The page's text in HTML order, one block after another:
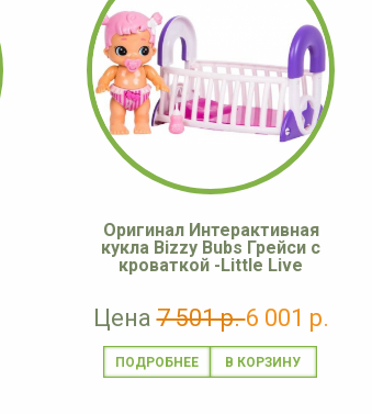
Оригинал Интерактивная
кукла Bizzy Bubs Грейси с
кроваткой -Little Live
Цена7 501 р.6 001 р.
ПОДРОБНЕЕ